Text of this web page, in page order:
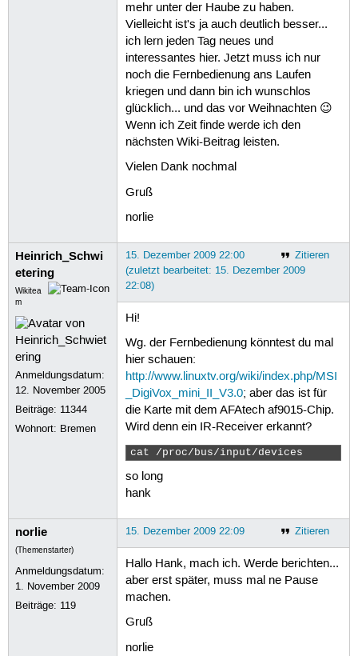
mehr unter der Haube zu haben.
Vielleicht ist's ja auch deutlich besser...
ich lern jeden Tag neues und
interessantes hier. Jetzt muss ich nur
noch die Fernbedienung ans Laufen
kriegen und dann bin ich wunschlos
glücklich... und das vor Weihnachten 😉
Wenn ich Zeit finde werde ich den
nächsten Wiki-Beitrag leisten.
Vielen Dank nochmal
Gruß
norlie
Heinrich_Schwi
etering
Wikitea
m
Anmeldungsdatum:
12. November 2005
Beiträge: 11344
Wohnort: Bremen
Zitieren
15. Dezember 2009 22:00
(zuletzt bearbeitet: 15. Dezember 2009
22:08)
Hi!
Wg. der Fernbedienung könntest du mal
hier schauen:
http://www.linuxtv.org/wiki/index.php/MSI
_DigiVox_mini_II_V3.0; aber das ist für
die Karte mit dem AFAtech af9015-Chip.
Wird denn ein IR-Receiver erkannt?
cat /proc/bus/input/devices
so long
hank
norlie
(Themenstarter)
Anmeldungsdatum:
1. November 2009
Beiträge: 119
Zitieren
15. Dezember 2009 22:09
Hallo Hank, mach ich. Werde berichten...
aber erst später, muss mal ne Pause
machen.
Gruß
norlie